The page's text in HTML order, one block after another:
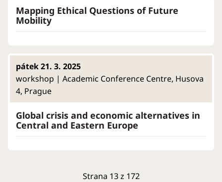
Mapping Ethical Questions of Future
Mobility
pátek 21. 3. 2025
workshop | Academic Conference Centre, Husova
4, Prague
Global crisis and economic alternatives in
Central and Eastern Europe
Strana 13 z 172